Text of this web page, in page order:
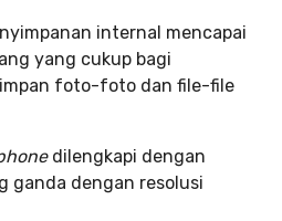
internal mencapai
yang cukup bagi
foto-foto dan file-file
dilengkapi dengan
ganda dengan resolusi